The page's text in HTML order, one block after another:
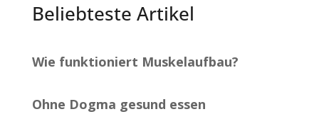
Beliebteste Artikel
Wie funktioniert Muskelaufbau?
Ohne Dogma gesund essen